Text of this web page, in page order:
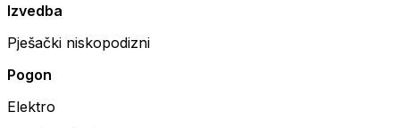
Izvedba
Pješački niskopodizni
Pogon
Elektro